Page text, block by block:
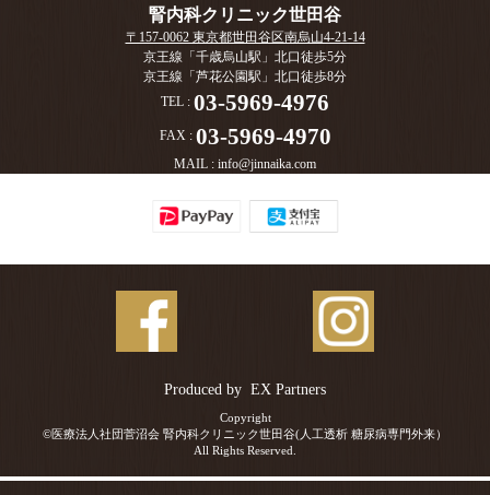
腎内科クリニック世田谷
〒157-0062 東京都世田谷区南烏山4-21-14
京王線「千歳烏山駅」北口徒歩5分
京王線「芦花公園駅」北口徒歩8分
TEL : 03-5969-4976
FAX : 03-5969-4970
MAIL : info@jinnaika.com
Produced by EX Partners
Copyright
©医療法人社団菅沼会 腎内科クリニック世田谷(人工透析 糖尿病専門外来）
All Rights Reserved.